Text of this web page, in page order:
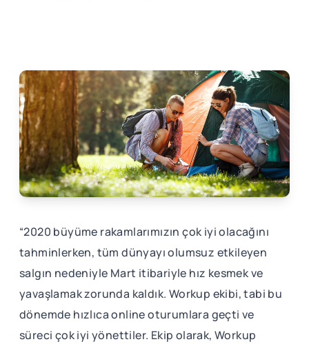
“2020 büyüme rakamlarımızın çok iyi olacağını
tahminlerken, tüm dünyayı olumsuz etkileyen
salgın nedeniyle Mart itibariyle hız kesmek ve
yavaşlamak zorunda kaldık. Workup ekibi, tabi bu
dönemde hızlıca online oturumlara geçti ve
süreci çok iyi yönettiler. Ekip olarak, Workup